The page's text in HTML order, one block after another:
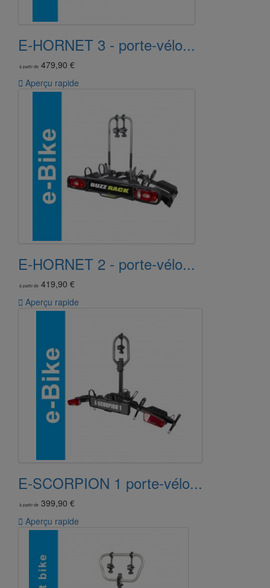
E-HORNET 3 - porte-vélo...
à partir de 479,90 €
 Aperçu rapide
E-HORNET 2 - porte-vélo...
à partir de 419,90 €
 Aperçu rapide
E-SCORPION 1 porte-vélo...
à partir de 399,90 €
 Aperçu rapide